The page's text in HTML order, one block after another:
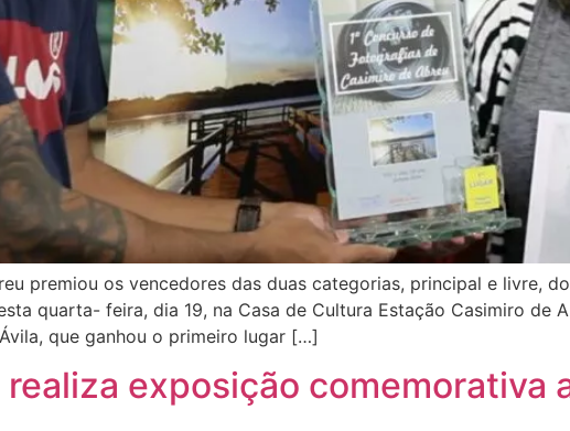
premiou os vencedores das duas categorias, principal e livre,
quarta- feira, dia 19, na Casa de Cultura Estação Casimiro de
que ganhou o primeiro lugar […]
exposição comemorativa